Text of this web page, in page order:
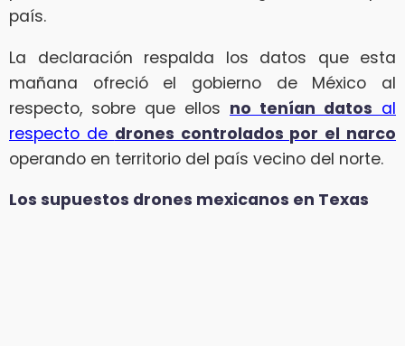
país.
La declaración respalda los datos que esta
mañana ofreció el gobierno de México al
respecto, sobre que ellos no tenían datos al
respecto de drones controlados por el narco
operando en territorio del país vecino del norte.
Los supuestos drones mexicanos en Texas